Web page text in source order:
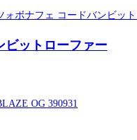
ビットローファー